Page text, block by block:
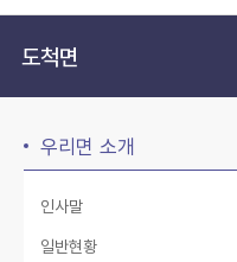
도척면
우리면 소개
인사말
일반현황